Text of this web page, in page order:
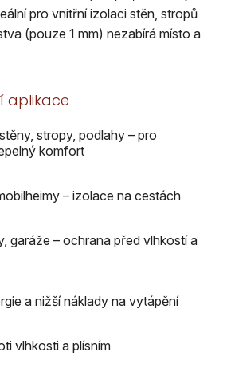
pro vnitřní izolaci stěn, stropů
(pouze 1 mm) nezabírá místo a
aplikace
stropy, podlahy – pro
komfort
– izolace na cestách
garáže – ochrana před vlhkostí a
a nižší náklady na vytápění
vlhkosti a plísním